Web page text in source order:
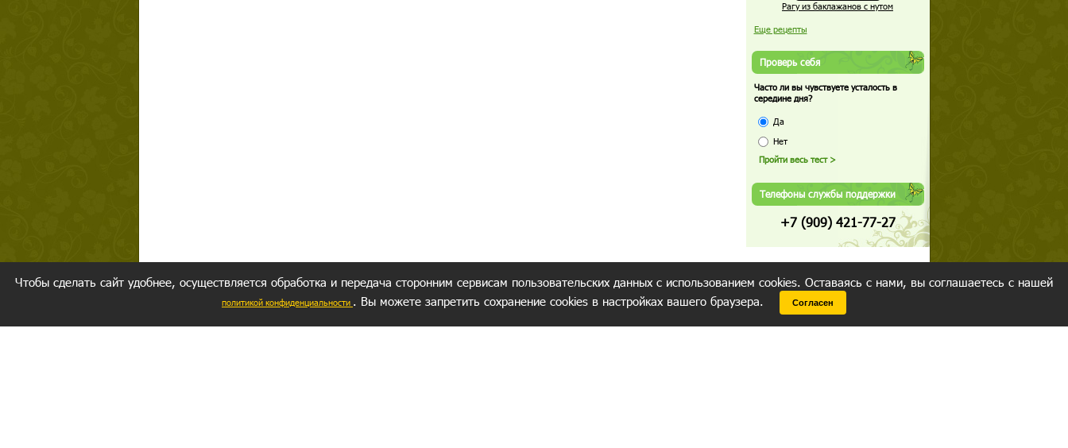
Рагу из баклажанов с нутом
Еще рецепты
Проверь себя
Часто ли вы чувствуете усталость в
середине дня?
Да
Нет
Телефоны службы поддержки
+7 (909) 421-77-27
Чтобы сделать сайт удобнее, осуществляется обработка и передача сторонним сервисам пользовательских данных с использованием cookies. Оставаясь с нами, вы соглашаетесь с нашей
политикой конфиденциальности . Вы можете запретить сохранение cookies в настройках вашего браузера. Согласен